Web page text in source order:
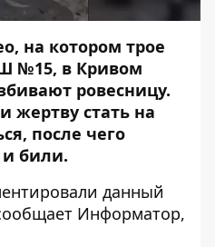
на котором трое
№15, в Кривом
ровесницу.
жертву стать на
после чего
и били.
данный
Информатор,